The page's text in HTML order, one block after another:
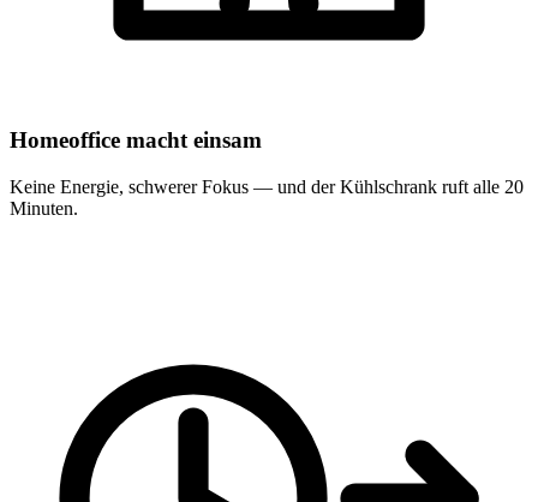
Homeoffice macht einsam
Keine Energie, schwerer Fokus — und der Kühlschrank ruft alle 20
Minuten.